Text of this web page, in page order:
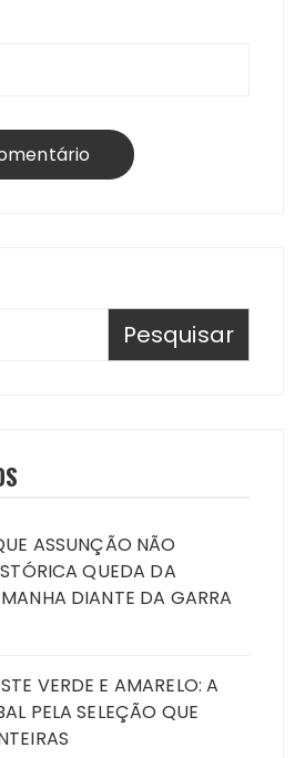
Pesquisar
ASSUNÇÃO NÃO
QUEDA DA
DIANTE DA GARRA
VERDE E AMARELO: A
PELA SELEÇÃO QUE